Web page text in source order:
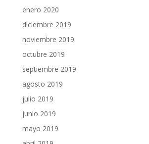
enero 2020
diciembre 2019
noviembre 2019
octubre 2019
septiembre 2019
agosto 2019
julio 2019
junio 2019
mayo 2019